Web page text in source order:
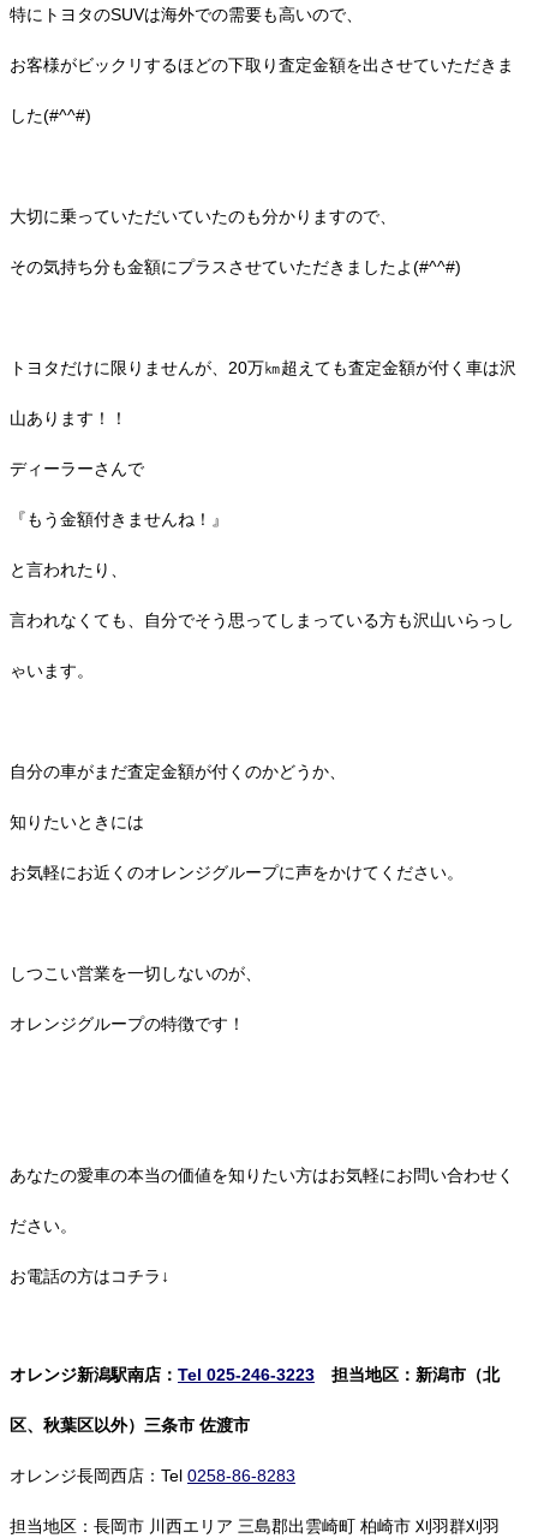
特にトヨタのSUVは海外での需要も高いので、
お客様がビックリするほどの下取り査定金額を出させていただきま
した(#^^#)
大切に乗っていただいていたのも分かりますので、
その気持ち分も金額にプラスさせていただきましたよ(#^^#)
トヨタだけに限りませんが、20万㎞超えても査定金額が付く車は沢
山あります！！
ディーラーさんで
『もう金額付きませんね！』
と言われたり、
言われなくても、自分でそう思ってしまっている方も沢山いらっし
ゃいます。
自分の車がまだ査定金額が付くのかどうか、
知りたいときには
お気軽にお近くのオレンジグループに声をかけてください。
しつこい営業を一切しないのが、
オレンジグループの特徴です！
あなたの愛車の本当の価値を知りたい方はお気軽にお問い合わせく
ださい。
お電話の方はコチラ↓
オレンジ新潟駅南店： Tel 025-246-3223 担当地区：新潟市（北
区、秋葉区以外）三条市 佐渡市
オレンジ長岡西店：Tel 0258-86-8283
担当地区：長岡市 川西エリア 三島郡出雲崎町 柏崎市 刈羽群刈羽